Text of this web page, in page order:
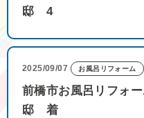
邸 4
2025/09/07 お風呂リフォーム
前橋市お風呂リフォ
邸 着